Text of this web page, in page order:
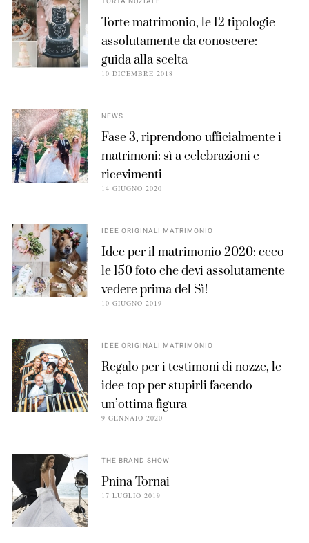
Torte matrimonio, le 12 tipologie
assolutamente da conoscere:
guida alla scelta
10 DICEMBRE 2018
NEWS
Fase 3, riprendono ufficialmente i
matrimoni: sì a celebrazioni e
ricevimenti
14 GIUGNO 2020
IDEE ORIGINALI MATRIMONIO
Idee per il matrimonio 2020: ecco
le 150 foto che devi assolutamente
vedere prima del Sì!
10 GIUGNO 2019
IDEE ORIGINALI MATRIMONIO
Regalo per i testimoni di nozze, le
idee top per stupirli facendo
un’ottima figura
9 GENNAIO 2020
THE BRAND SHOW
Pnina Tornai
17 LUGLIO 2019